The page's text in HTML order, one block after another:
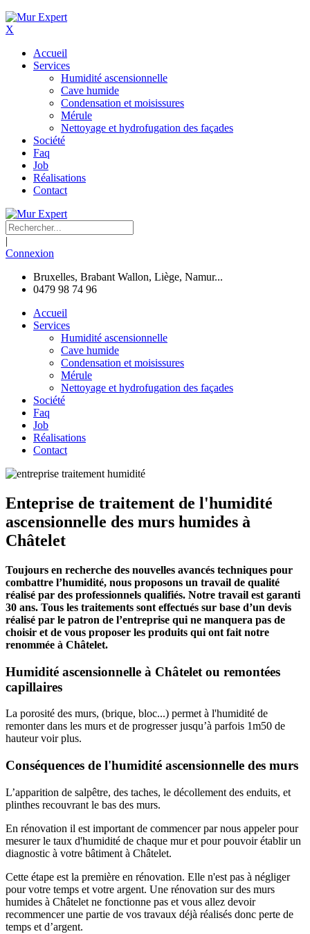
X
Accueil
Services
Humidité ascensionnelle
Cave humide
Condensation et moisissures
Mérule
Nettoyage et hydrofugation des façades
Société
Faq
Job
Réalisations
Contact
|
Connexion
Bruxelles, Brabant Wallon, Liège, Namur...
0479 98 74 96
Accueil
Services
Humidité ascensionnelle
Cave humide
Condensation et moisissures
Mérule
Nettoyage et hydrofugation des façades
Société
Faq
Job
Réalisations
Contact
Enteprise de traitement de l'humidité
ascensionnelle des murs humides à
Châtelet
Toujours en recherche des nouvelles avancés techniques pour
combattre l’humidité, nous proposons un travail de qualité
réalisé par des professionnels qualifiés. Notre travail est garanti
30 ans. Tous les traitements sont effectués sur base d’un devis
réalisé par le patron de l’entreprise qui ne manquera pas de
choisir et de vous proposer les produits qui ont fait notre
renommée à Châtelet.
Humidité ascensionnelle à Châtelet ou remontées
capillaires
La porosité des murs, (brique, bloc...) permet à l'humidité de
remonter dans les murs et de progresser jusqu’à parfois 1m50 de
hauteur voir plus.
Conséquences de l'humidité ascensionnelle des murs
L’apparition de salpêtre, des taches, le décollement des enduits, et
plinthes recouvrant le bas des murs.
En rénovation il est important de commencer par nous appeler pour
mesurer le taux d'humidité de chaque mur et pour pouvoir établir un
diagnostic à votre bâtiment à Châtelet.
Cette étape est la première en rénovation. Elle n'est pas à négliger
pour votre temps et votre argent. Une rénovation sur des murs
humides à Châtelet ne fonctionne pas et vous allez devoir
recommencer une partie de vos travaux déjà réalisés donc perte de
temps et d’argent.